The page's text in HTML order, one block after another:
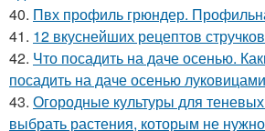
40. Пвх профиль грюндер.
41. 12 вкуснейших рецептов
42. Что посадить на даче осенью.
посадить на даче осенью
43. Огородные культуры для теневых
выбрать растения, которым не